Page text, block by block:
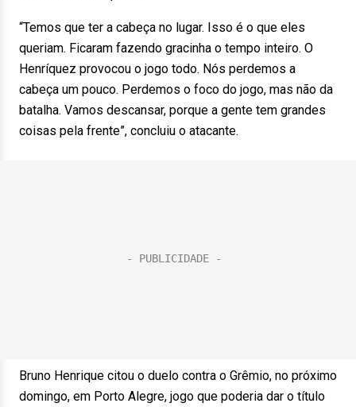
“Temos que ter a cabeça no lugar. Isso é o que eles
queriam. Ficaram fazendo gracinha o tempo inteiro. O
Henríquez provocou o jogo todo. Nós perdemos a
cabeça um pouco. Perdemos o foco do jogo, mas não da
batalha. Vamos descansar, porque a gente tem grandes
coisas pela frente”, concluiu o atacante.
Bruno Henrique citou o duelo contra o Grêmio, no próximo
domingo, em Porto Alegre, jogo que poderia dar o título